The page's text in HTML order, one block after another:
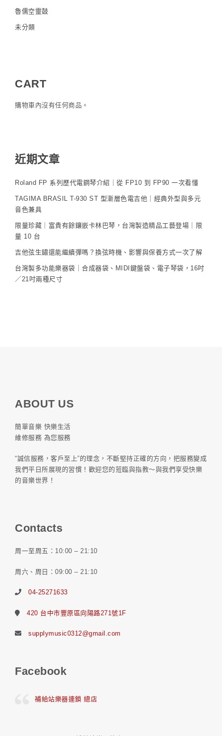
魯儒空靈鼓
未分類
CART
購物車內沒有任何商品。
近期文章
Roland FP 系列歷代電鋼琴介紹｜從 FP10 到 FP90 一次看懂
TAGIMA BRASIL T-930 ST 型漸層色電吉他｜經典外型與多元
音色兼具
限量珍藏｜富貴有餘鑲嵌卡林巴琴，台灣製造精品工藝登場｜限
量 10 台
吉他弦生鏽還能繼續彈嗎？換弦時機、影響與保養方式一次了解
台灣製多功能樂器袋｜合成器袋、MIDI鍵盤袋、電子琴袋，16吋
／21吋兩種尺寸
ABOUT US
簡單音樂 快樂生活
維修服務 為您服務
“誠信服務，客戶至上”的理念，不斷堅持正確的方向，把服務變成
我們平日所展現的習慣！歡迎您的蒞臨與指教～與我們享受快樂
的音樂世界！
Contacts
周一至周五：10:00 – 21:10
周六、周日：09:00 – 21:10
04-25271633
420 台中市豐原區向陽路271號1F
supplymusic0312@gmail.com
Facebook
補給站樂器連鎖 總店